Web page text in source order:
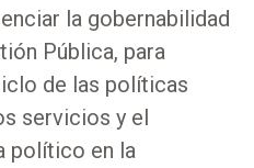
la gobernabilidad
Pública, para
de las políticas
servicios y el
político en la